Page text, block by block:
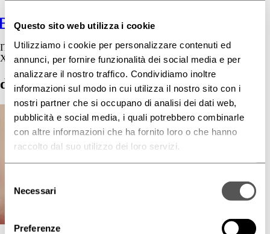
Questo sito web utilizza i cookie
Utilizziamo i cookie per personalizzare contenuti ed
annunci, per fornire funzionalità dei social media e per
analizzare il nostro traffico. Condividiamo inoltre
informazioni sul modo in cui utilizza il nostro sito con i
nostri partner che si occupano di analisi dei dati web,
pubblicità e social media, i quali potrebbero combinarle
con altre informazioni che ha fornito loro o che hanno
raccolto dal suo utilizzo dei loro servizi.
delNecessari
Preferenze
IT
X
dermatite seborroica infantile